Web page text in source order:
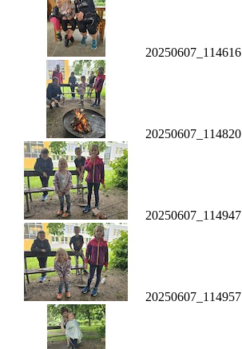
20250607_114616
20250607_114820
20250607_114947
20250607_114957